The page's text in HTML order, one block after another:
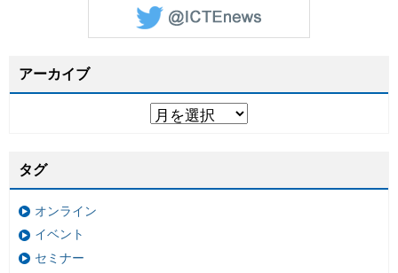
アーカイブ
タグ
オンライン
イベント
セミナー